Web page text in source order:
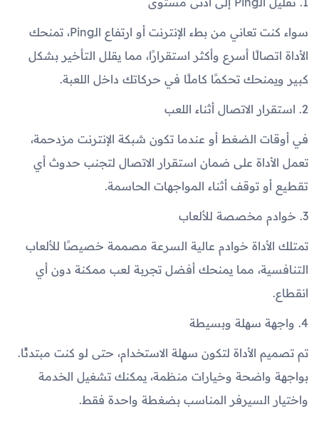
سواء كنت تعاني من بطء الإنترنت أو ارتفاع الـPing، تمنحك
الأداة اتصالًا أسرع وأكثر استقرارًا، مما يقلل التأخير بشكل
كبير ويمنحك تحكمًا كاملًا في حركاتك داخل اللعبة.
2. استقرار الاتصال أثناء اللعب
في أوقات الضغط أو عندما تكون شبكة الإنترنت مزدحمة،
تعمل الأداة على ضمان استقرار الاتصال لتجنب حدوث أي
تقطيع أو توقف أثناء المواجهات الحاسمة.
3. خوادم مخصصة للألعاب
تمتلك الأداة خوادم عالية السرعة مصممة خصيصًا للألعاب
التنافسية، مما يمنحك أفضل تجربة لعب ممكنة دون أي
انقطاع.
4. واجهة سهلة وبسيطة
تم تصميم الأداة لتكون سهلة الاستخدام، حتى لو كنت مبتدئًا.
بواجهة واضحة وخيارات منظمة، يمكنك تشغيل الخدمة
واختيار السيرفر المناسب بضغطة واحدة فقط.